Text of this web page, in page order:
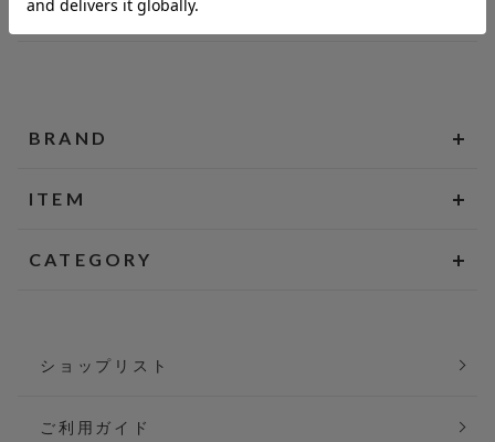
BRAND
ITEM
CATEGORY
ショップリスト
ご利用ガイド